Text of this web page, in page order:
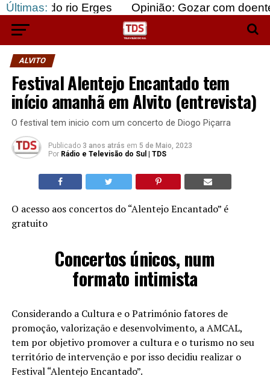
Últimas:
Erges Opinião: Gozar com doentes e bajular
ALVITO
Festival Alentejo Encantado tem
início amanhã em Alvito (entrevista)
O festival tem inicio com um concerto de Diogo Piçarra
Publicado 3 anos atrás em 5 de Maio, 2023
Por Rádio e Televisão do Sul | TDS
O acesso aos concertos do “Alentejo Encantado” é
gratuito
Concertos únicos, num
formato intimista
Considerando a Cultura e o Património fatores de
promoção, valorização e desenvolvimento, a AMCAL,
tem por objetivo promover a cultura e o turismo no seu
território de intervenção e por isso decidiu realizar o
Festival “Alentejo Encantado”.